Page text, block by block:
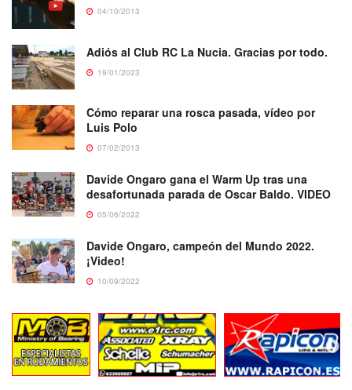
04/10/2013
Adiós al Club RC La Nucia. Gracias por todo.
19/01/2023
Cómo reparar una rosca pasada, vídeo por
Luis Polo
07/02/2013
Davide Ongaro gana el Warm Up tras una
desafortunada parada de Oscar Baldo. VIDEO
05/06/2022
Davide Ongaro, campeón del Mundo 2022.
¡Video!
10/09/2022